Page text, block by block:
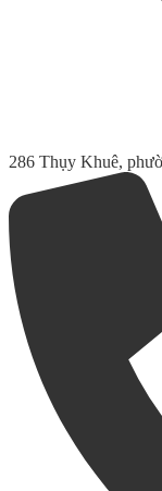
286 Thụy Khuê,